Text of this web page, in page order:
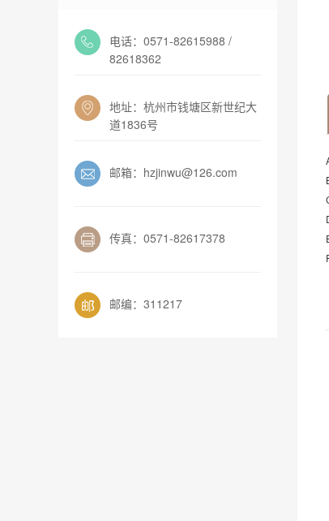
电话：0571-82615988 /
82618362
地址：杭州市钱塘区新世纪大
道1836号
邮箱：hzjinwu@126.com
传真：0571-82617378
邮编：311217